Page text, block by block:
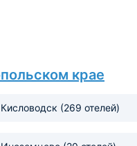
крае
Кисловодск (269 отелей)